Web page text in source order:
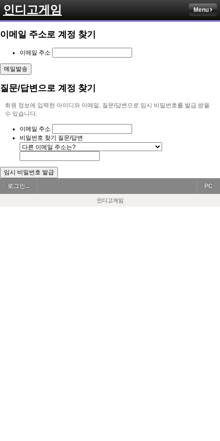
인디고게임 Menu
이메일 주소로 계정 찾기
이메일 주소
질문/답변으로 계정 찾기
회원 정보에 입력한 아이디와 이메일, 질문/답변으로 임시 비밀번호를 발급 받을
수 있습니다.
이메일 주소
비밀번호 찾기 질문/답변
로그인... PC
인디고게임